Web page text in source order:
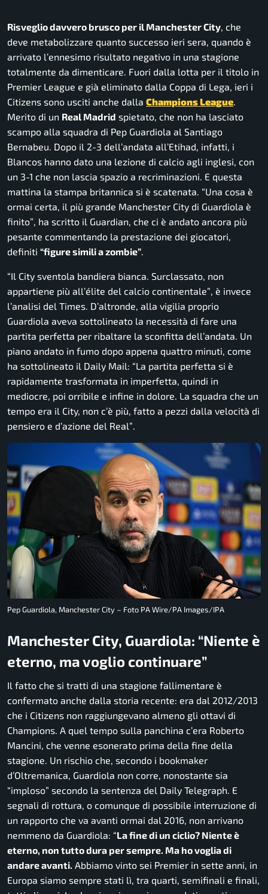
Risveglio davvero brusco per il Manchester City, che
deve metabolizzare quanto successo ieri sera, quando è
arrivato l’ennesimo risultato negativo in una stagione
totalmente da dimenticare. Fuori dalla lotta per il titolo in
Premier League e già eliminato dalla Coppa di Lega, ieri i
Citizens sono usciti anche dalla Champions League.
Merito di un Real Madrid spietato, che non ha lasciato
scampo alla squadra di Pep Guardiola al Santiago
Bernabeu. Dopo il 2-3 dell’andata all’Etihad, infatti, i
Blancos hanno dato una lezione di calcio agli inglesi, con
un 3-1 che non lascia spazio a recriminazioni. E questa
mattina la stampa britannica si è scatenata. “Una cosa è
ormai certa, il più grande Manchester City di Guardiola è
finito”, ha scritto il Guardian, che ci è andato ancora più
pesante commentando la prestazione dei giocatori,
definiti “figure simili a zombie”.
“Il City sventola bandiera bianca. Surclassato, non
appartiene più all’élite del calcio continentale”, è invece
l’analisi del Times. D’altronde, alla vigilia proprio
Guardiola aveva sottolineato la necessità di fare una
partita perfetta per ribaltare la sconfitta dell’andata. Un
piano andato in fumo dopo appena quattro minuti, come
ha sottolineato il Daily Mail: “La partita perfetta si è
rapidamente trasformata in imperfetta, quindi in
mediocre, poi orribile e infine in dolore. La squadra che un
tempo era il City, non c’è più, fatto a pezzi dalla velocità di
pensiero e d’azione del Real”.
Pep Guardiola, Manchester City – Foto PA Wire/PA Images/IPA
Manchester City, Guardiola: “Niente è
eterno, ma voglio continuare”
Il fatto che si tratti di una stagione fallimentare è
confermato anche dalla storia recente: era dal 2012/2013
che i Citizens non raggiungevano almeno gli ottavi di
Champions. A quel tempo sulla panchina c’era Roberto
Mancini, che venne esonerato prima della fine della
stagione. Un rischio che, secondo i bookmaker
d’Oltremanica, Guardiola non corre, nonostante sia
“imploso” secondo la sentenza del Daily Telegraph . E
segnali di rottura, o comunque di possibile interruzione di
un rapporto che va avanti ormai dal 2016, non arrivano
nemmeno da Guardiola: “La fine di un ciclio? Niente è
eterno, non tutto dura per sempre. Ma ho voglia di
andare avanti. Abbiamo vinto sei Premier in sette anni, in
Europa siamo sempre stati lì, tra quarti, semifinali e finali,